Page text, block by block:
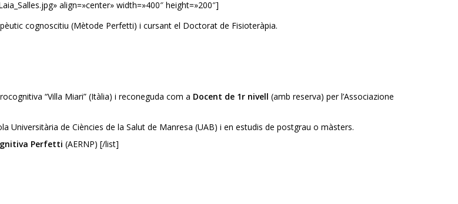
align=»center» width=»400″ height=»200″]
cognoscitiu (Mètode Perfetti) i cursant el Doctorat de Fisioteràpia.
“Villa Miari” (Itàlia) i reconeguda com a Docent de 1r nivell (amb reserva) per l’Associazione
Universitària de Ciències de la Salut de Manresa (UAB) i en estudis de postgrau o màsters.
Perfetti (AERNP) [/list]